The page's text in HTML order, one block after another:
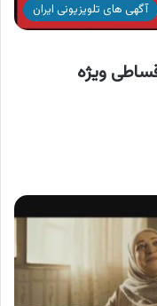
آگهی های تلویزیونی ایران
ویژه